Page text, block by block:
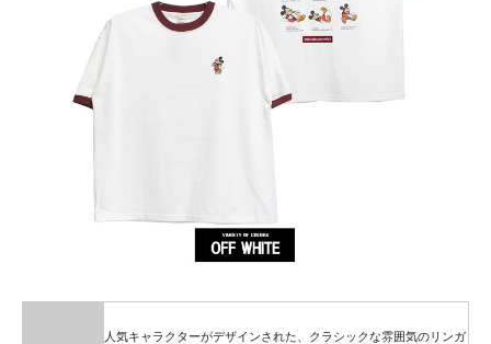
人気キャラクターがデザインされた、クラシックな雰囲気のリンガ